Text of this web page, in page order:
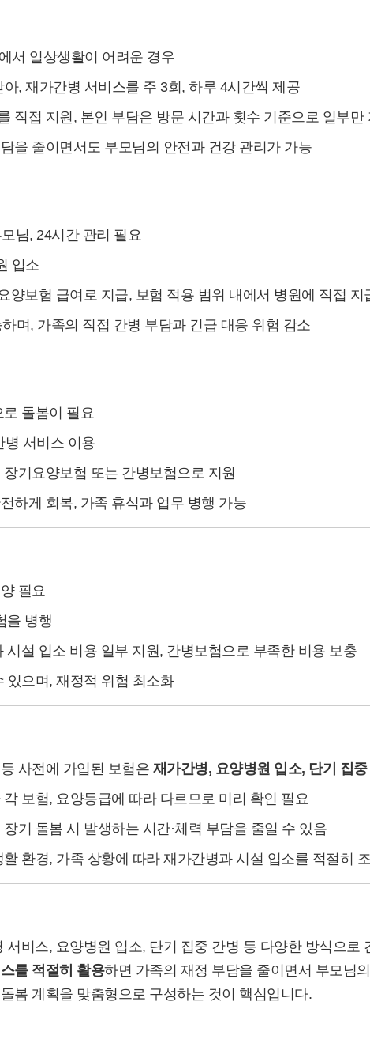
서 일상생활이 어려운 경우
, 재가간병 서비스를 주 3회, 하루 4시간씩 제공
직접 지원, 본인 부담은 방문 시간과 횟수 기준으로 일부만
을 줄이면서도 부모님의 안전과 건강 관리가 가능
님, 24시간 관리 필요
입소
양보험 급여로 지급, 보험 적용 범위 내에서 병원에 직접 지
며, 가족의 직접 간병 부담과 긴급 대응 위험 감소
돌봄이 필요
병 서비스 이용
기요양보험 또는 간병보험으로 지원
하게 회복, 가족 휴식과 업무 병행 가능
필요
을 병행
시설 입소 비용 일부 지원, 간병보험으로 부족한 비용 보충
있으며, 재정적 위험 최소화
사전에 가입된 보험은 재가간병, 요양병원 입소, 단기 집
보험, 요양등급에 따라 다르므로 미리 확인 필요
기 돌봄 시 발생하는 시간·체력 부담을 줄일 수 있음
환경, 가족 상황에 따라 재가간병과 시설 입소를 적절히
비스, 요양병원 입소, 단기 집중 간병 등 다양한 방식으로
를 적절히 활용하면 가족의 재정 부담을 줄이면서 부모님
봄 계획을 맞춤형으로 구성하는 것이 핵심입니다.